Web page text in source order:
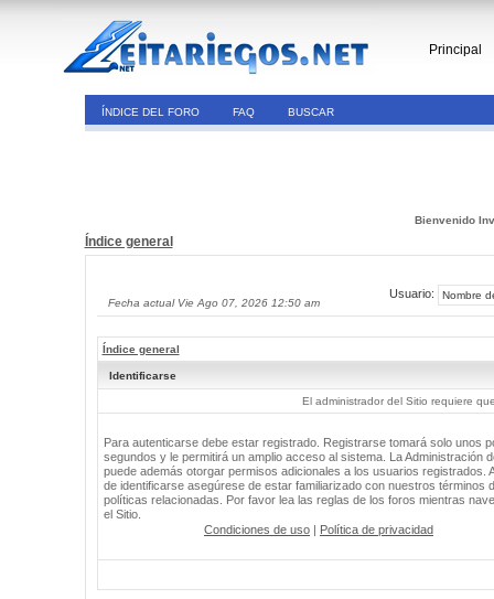
Principal
ÍNDICE DEL FORO FAQ BUSCAR
Bienvenido
Índice general
Fecha actual Vie Ago 07, 2026 12:50 am
Usuario:
Índice general
Identificarse
El administrador del Sitio requiere
Para autenticarse debe estar registrado. Registrarse tomará solo unos
segundos y le permitirá un amplio acceso al sistema. La Administración
puede además otorgar permisos adicionales a los usuarios registrados.
de identificarse asegúrese de estar familiarizado con nuestros términos
políticas relacionadas. Por favor lea las reglas de los foros mientras
el Sitio.
Condiciones de uso | Política de privacidad